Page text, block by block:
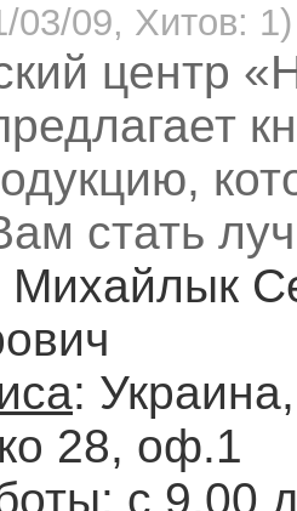
03/09, Хитов: 1)
центр
стать
Михайлык
:
28, оф.1
: с 9.00